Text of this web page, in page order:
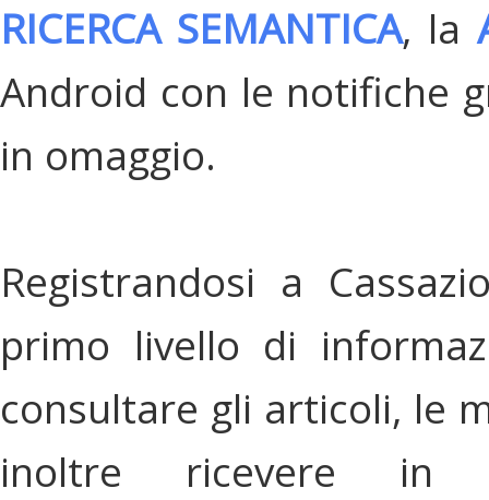
RICERCA SEMANTICA, la
Android con le notifiche
in omaggio.
Registrandosi a
primo livello di
consultare gli articoli, le
inoltre ricevere in